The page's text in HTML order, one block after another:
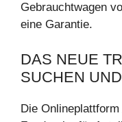
Gebrauchtwagen
eine Garantie.
DAS NEUE
SUCHEN
Die